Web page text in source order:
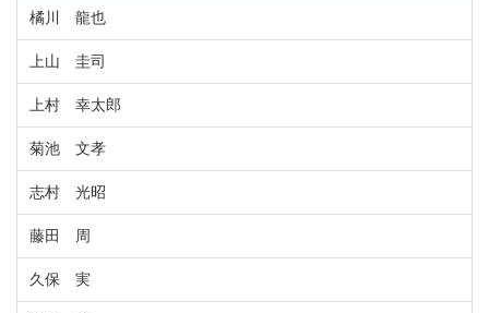
橘川 龍也
上山 圭司
上村 幸太郎
菊池 文孝
志村 光昭
藤田 周
久保 実